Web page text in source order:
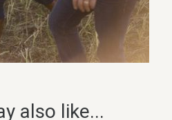
also like...